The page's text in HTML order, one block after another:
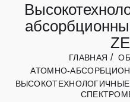
ГЛАВНАЯ
АТОМНО-